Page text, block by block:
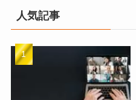
人気記事